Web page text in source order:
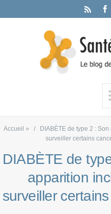
Accueil »
DIABÈTE de type 2 :
surveiller certains
DIABÈTE de
apparition
surveiller